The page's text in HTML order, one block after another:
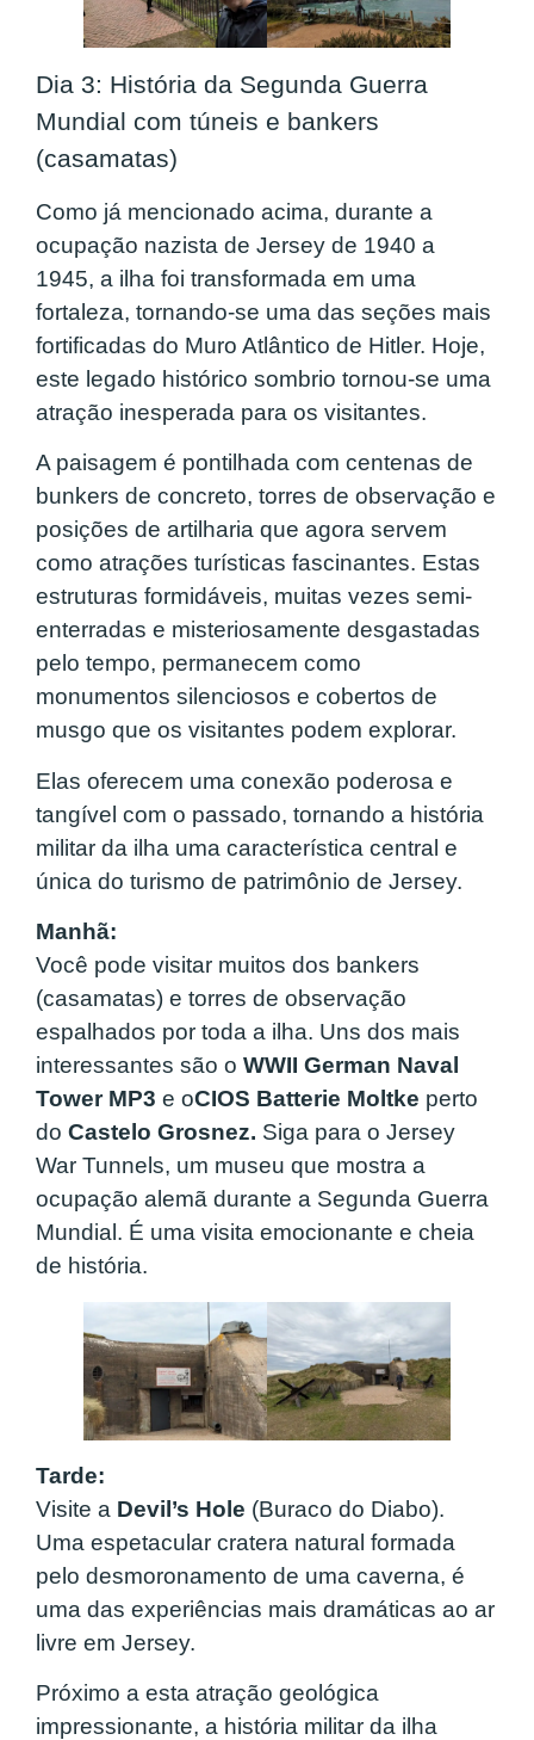
Dia 3: História da Segunda Guerra
Mundial com túneis e bankers
(casamatas)
Como já mencionado acima, durante a
ocupação nazista de Jersey de 1940 a
1945, a ilha foi transformada em uma
fortaleza, tornando-se uma das seções mais
fortificadas do Muro Atlântico de Hitler. Hoje,
este legado histórico sombrio tornou-se uma
atração inesperada para os visitantes.
A paisagem é pontilhada com centenas de
bunkers de concreto, torres de observação e
posições de artilharia que agora servem
como atrações turísticas fascinantes. Estas
estruturas formidáveis, muitas vezes semi-
enterradas e misteriosamente desgastadas
pelo tempo, permanecem como
monumentos silenciosos e cobertos de
musgo que os visitantes podem explorar.
Elas oferecem uma conexão poderosa e
tangível com o passado, tornando a história
militar da ilha uma característica central e
única do turismo de patrimônio de Jersey.
Manhã:
Você pode visitar muitos dos bankers
(casamatas) e torres de observação
espalhados por toda a ilha. Uns dos mais
interessantes são o WWII German Naval
Tower MP3 e oCIOS Batterie Moltke perto
do Castelo Grosnez. Siga para o Jersey
War Tunnels, um museu que mostra a
ocupação alemã durante a Segunda Guerra
Mundial. É uma visita emocionante e cheia
de história.
Tarde:
Visite a Devil’s Hole (Buraco do Diabo).
Uma espetacular cratera natural formada
pelo desmoronamento de uma caverna, é
uma das experiências mais dramáticas ao ar
livre em Jersey.
Próximo a esta atração geológica
impressionante, a história militar da ilha